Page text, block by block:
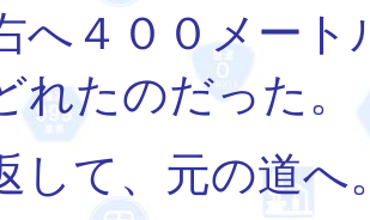
へ４００メー
れたのだった。
て、元の道へ